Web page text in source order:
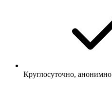
Круглосуточно, анонимно